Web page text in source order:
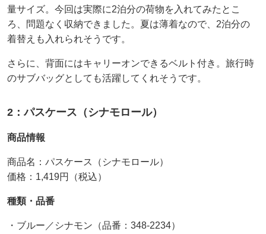
量サイズ。今回は実際に2泊分の荷物を入れてみたとこ
ろ、問題なく収納できました。夏は薄着なので、2泊分の
着替えも入れられそうです。
さらに、背面にはキャリーオンできるベルト付き。旅行時
のサブバッグとしても活躍してくれそうです。
2：パスケース（シナモロール）
商品情報
商品名：パスケース（シナモロール）
価格：1,419円（税込）
種類・品番
・ブルー／シナモン（品番：348-2234）